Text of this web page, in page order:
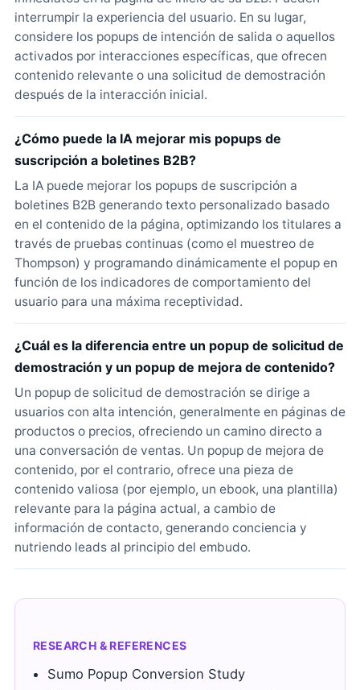
interrumpir la experiencia del usuario. En su lugar,
considere los popups de intención de salida o aquellos
activados por interacciones específicas, que ofrecen
contenido relevante o una solicitud de demostración
después de la interacción inicial.
¿Cómo puede la IA mejorar mis popups de
suscripción a boletines B2B?
La IA puede mejorar los popups de suscripción a
boletines B2B generando texto personalizado basado
en el contenido de la página, optimizando los titulares a
través de pruebas continuas (como el muestreo de
Thompson) y programando dinámicamente el popup en
función de los indicadores de comportamiento del
usuario para una máxima receptividad.
¿Cuál es la diferencia entre un popup de solicitud de
demostración y un popup de mejora de contenido?
Un popup de solicitud de demostración se dirige a
usuarios con alta intención, generalmente en páginas de
productos o precios, ofreciendo un camino directo a
una conversación de ventas. Un popup de mejora de
contenido, por el contrario, ofrece una pieza de
contenido valiosa (por ejemplo, un ebook, una plantilla)
relevante para la página actual, a cambio de
información de contacto, generando conciencia y
nutriendo leads al principio del embudo.
RESEARCH & REFERENCES
Sumo Popup Conversion Study